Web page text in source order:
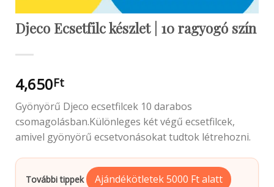
Djeco Ecsetfilc készlet | 10 ragyogó szín
4,650Ft
Gyönyörű Djeco ecsetfilcek 10 darabos
csomagolásban.Különleges két végű ecsetfilcek,
amivel gyönyörű ecsetvonásokat tudtok létrehozni.
További tippek Ajándékötletek 5000 Ft alatt